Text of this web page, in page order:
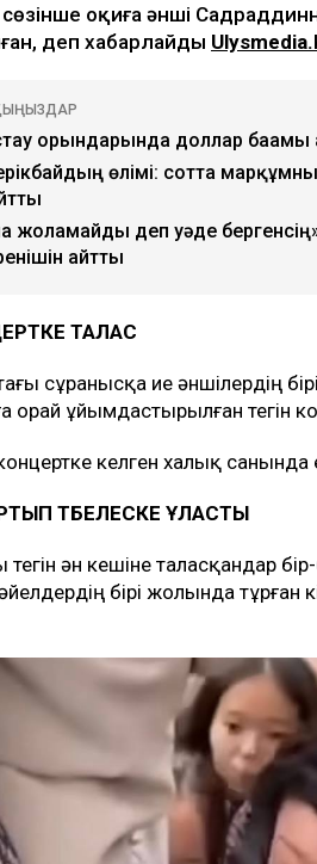
оқиға әнші
деп хабарлайды
орындарында доллар бағамы
өлімі: сотта
жоламайды деп уәде
айтты
ТАЛАС
сұранысқа ие әншілердің
орай ұйымдастырылған тегін
келген халық санында
ТӨБЕЛЕСКЕ ҰЛАСТЫ
ән кешіне таласқандар бір-
бірі жолында